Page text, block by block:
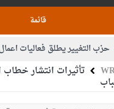
قائمة
حزب التغيير يطلق فعاليات
باب التجنيد لحملة
تأثيرات انتشار